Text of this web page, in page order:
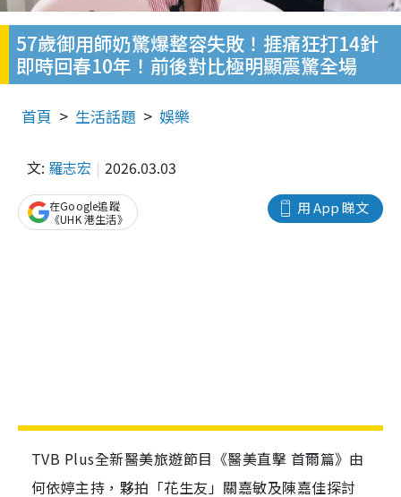
57歲御用師奶驚爆整容失敗！捱痛狂打14針
即時回春10年！前後對比極明顯震驚全場
首頁 生活話題 娛樂
文: 羅志宏 2026.03.03
用 App 睇文
在Google追蹤
《UHK 港生活》
TVB Plus全新醫美旅遊節目《醫美直擊 首爾篇》由
何依婷主持，夥拍「花生友」關嘉敏及陳嘉佳探討